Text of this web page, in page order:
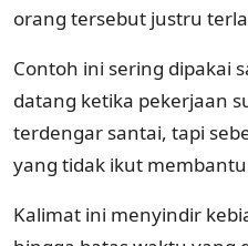
orang tersebut justru
Contoh ini sering dipakai
datang ketika pekerjaan
terdengar santai, tapi
yang tidak ikut
Kalimat ini menyindir